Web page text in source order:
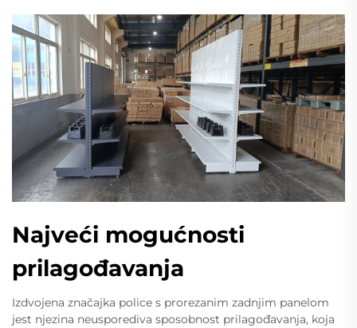
Najveći mogućnosti
prilagođavanja
Izdvojena značajka police s prorezanim zadnjim panelom
jest njezina neusporediva sposobnost prilagođavanja, koja